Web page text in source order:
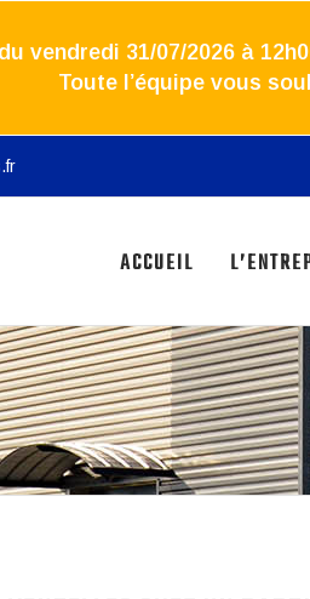
vendredi 31/07/2026 à
Toute l’équipe vous
ACCUEIL